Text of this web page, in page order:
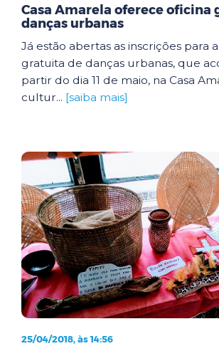
Casa Amarela oferece oficina
danças urbanas
Já estão abertas as inscrições para
gratuita de danças urbanas, que
partir do dia 11 de maio, na Casa
cultur... [saiba mais]
25/04/2018, às 14:56